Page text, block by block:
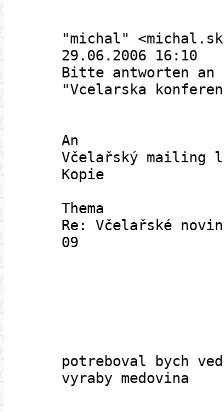
"michal"
29.06.2006 16:10
Bitte antworten an
"Vcelarska
An
Včelařský mailing
Kopie
Thema
Re: Včelařské
09
potreboval bych
vyraby medovina